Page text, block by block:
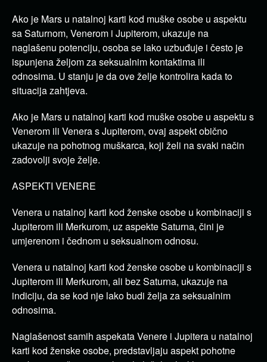
Ako je Mars u natalnoj karti kod muške osobe u aspektu
sa Saturnom, Venerom i Jupiterom, ukazuje na
naglašenu potenciju, osoba se lako uzbuđuje i često je
ispunjena željom za seksualnim kontaktima ili
odnosima. U stanju je da ove želje kontrolira kada to
situacija zahtjeva.
Ako je Mars u natalnoj karti kod muške osobe u aspektu s
Venerom ili Venera s Jupiterom, ovaj aspekt obično
ukazuje na pohotnog muškarca, koji želi na svaki način
zadovolji svoje želje.
ASPEKTI VENERE
Venera u natalnoj karti kod ženske osobe u kombinaciji s
Jupiterom ili Merkurom, uz aspekte Saturna, čini je
umjerenom i čednom u seksualnom odnosu.
Venera u natalnoj karti kod ženske osobe u kombinaciji s
Jupiterom ili Merkurom, ali bez Saturna, ukazuje na
indiciju, da se kod nje lako budi želja za seksualnim
odnosima.
Naglašenost samih aspekata Venere i Jupitera u natalnoj
karti kod ženske osobe, predstavljaju aspekt pohotne